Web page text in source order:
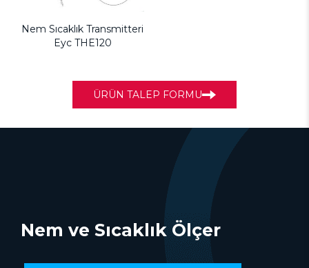
Nem Sıcaklık Transmitteri
Eyc THE120
ÜRÜN TALEP FORMU
Nem ve Sıcaklık Ölçer